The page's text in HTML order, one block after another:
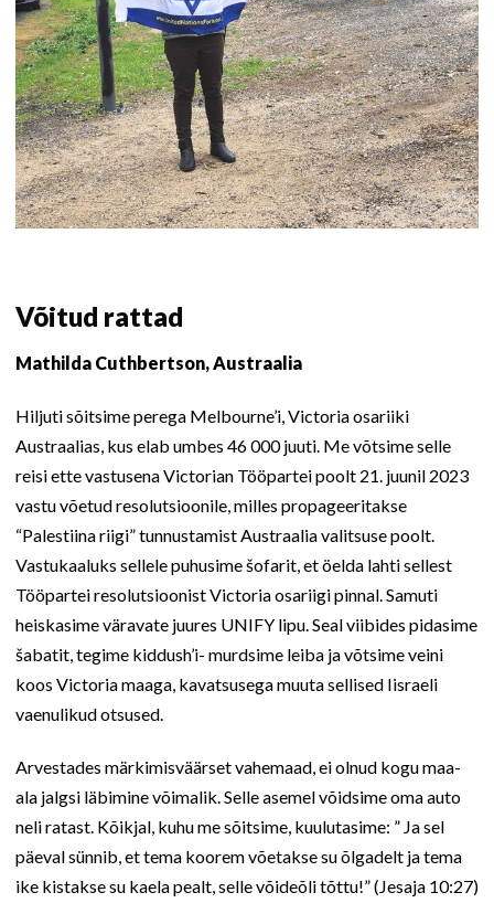
Võitud rattad
Mathilda Cuthbertson, Austraalia
Hiljuti sõitsime perega Melbourne’i, Victoria osariiki
Austraalias, kus elab umbes 46 000 juuti. Me võtsime selle
reisi ette vastusena Victorian Tööpartei poolt 21. juunil 2023
vastu võetud resolutsioonile, milles propageeritakse
“Palestiina riigi” tunnustamist Austraalia valitsuse poolt.
Vastukaaluks sellele puhusime šofarit, et öelda lahti sellest
Tööpartei resolutsioonist Victoria osariigi pinnal. Samuti
heiskasime väravate juures UNIFY lipu. Seal viibides pidasime
šabatit, tegime kiddush’i- murdsime leiba ja võtsime veini
koos Victoria maaga, kavatsusega muuta sellised Iisraeli
vaenulikud otsused.
Arvestades märkimisväärset vahemaad, ei olnud kogu maa-
ala jalgsi läbimine võimalik. Selle asemel võidsime oma auto
neli ratast. Kõikjal, kuhu me sõitsime, kuulutasime: ” Ja sel
päeval sünnib, et tema koorem võetakse su õlgadelt ja tema
ike kistakse su kaela pealt, selle võideõli tõttu!” (Jesaja 10:27)